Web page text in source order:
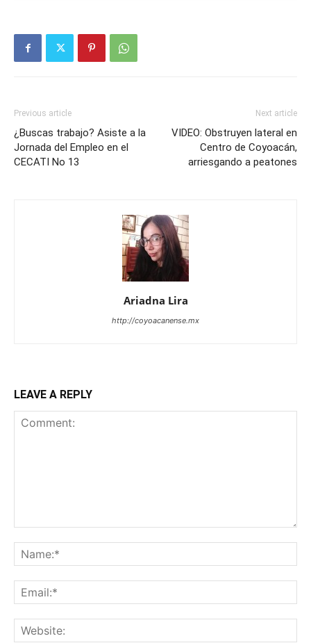
Previous article
¿Buscas trabajo? Asiste a la
Jornada del Empleo en el
CECATI No 13
Next article
VIDEO: Obstruyen lateral en
Centro de Coyoacán,
arriesgando a peatones
Ariadna Lira
http://coyoacanense.mx
LEAVE A REPLY